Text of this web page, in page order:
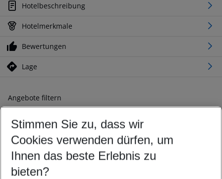
Hotelbeschreibung
Hotelmerkmale
Bewertungen
Lage
Angebote filtern
Ändern Sie Ihre Kriterien nach Ihren Wünschen
Abflughafen wählen
Beliebiger Abflughafen
Reisezeitraum wählen
09.08.26– 07.08.27 5-8 Nächte
Stimmen Sie zu, dass wir
Cookies verwenden dürfen, um
Ihnen das beste Erlebnis zu
bieten?